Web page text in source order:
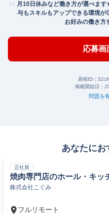
月10日休みなど働き方が選べま
与もスキルもアップできる環境
お好みの働き方
応募画
原稿ID：
掲載開始日：
問題を
あなたにお
正社員
焼肉専門店のホール・キッ
株式会社こぐみ
フルリモート